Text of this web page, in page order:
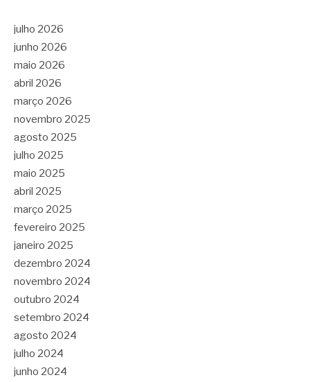
julho 2026
junho 2026
maio 2026
abril 2026
março 2026
novembro 2025
agosto 2025
julho 2025
maio 2025
abril 2025
março 2025
fevereiro 2025
janeiro 2025
dezembro 2024
novembro 2024
outubro 2024
setembro 2024
agosto 2024
julho 2024
junho 2024